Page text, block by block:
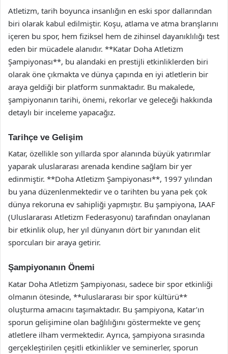
Atletizm, tarih boyunca insanlığın en eski spor dallarından
biri olarak kabul edilmiştir. Koşu, atlama ve atma branşlarını
içeren bu spor, hem fiziksel hem de zihinsel dayanıklılığı test
eden bir mücadele alanıdır. **Katar Doha Atletizm
Şampiyonası**, bu alandaki en prestijli etkinliklerden biri
olarak öne çıkmakta ve dünya çapında en iyi atletlerin bir
araya geldiği bir platform sunmaktadır. Bu makalede,
şampiyonanın tarihi, önemi, rekorlar ve geleceği hakkında
detaylı bir inceleme yapacağız.
Tarihçe ve Gelişim
Katar, özellikle son yıllarda spor alanında büyük yatırımlar
yaparak uluslararası arenada kendine sağlam bir yer
edinmiştir. **Doha Atletizm Şampiyonası**, 1997 yılından
bu yana düzenlenmektedir ve o tarihten bu yana pek çok
dünya rekoruna ev sahipliği yapmıştır. Bu şampiyona, IAAF
(Uluslararası Atletizm Federasyonu) tarafından onaylanan
bir etkinlik olup, her yıl dünyanın dört bir yanından elit
sporcuları bir araya getirir.
Şampiyonanın Önemi
Katar Doha Atletizm Şampiyonası, sadece bir spor etkinliği
olmanın ötesinde, **uluslararası bir spor kültürü**
oluşturma amacını taşımaktadır. Bu şampiyona, Katar’ın
sporun gelişimine olan bağlılığını göstermekte ve genç
atletlere ilham vermektedir. Ayrıca, şampiyona sırasında
gerçekleştirilen çeşitli etkinlikler ve seminerler, sporun